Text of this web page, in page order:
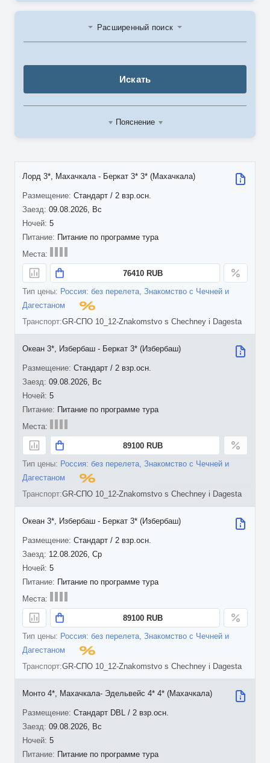
Расширенный поиск
Искать
Пояснение
09.08.2026, Вс
5
Лорд 3*, Махачкала - Беркат 3* 3* (Махачкала)
Стандарт / 2 взр.осн.
Питание по программе тура
76410 RUB
Россия: без перелета, Знакомство с Чечней и
Дагестаном
GR-СПО 10_12-Znakomstvo s Chechney i Dagesta
09.08.2026, Вс
5
Океан 3*, Избербаш - Беркат 3* (Избербаш)
Стандарт / 2 взр.осн.
Питание по программе тура
89100 RUB
Россия: без перелета, Знакомство с Чечней и
Дагестаном
GR-СПО 10_12-Znakomstvo s Chechney i Dagesta
12.08.2026, Ср
5
Океан 3*, Избербаш - Беркат 3* (Избербаш)
Стандарт / 2 взр.осн.
Питание по программе тура
89100 RUB
Россия: без перелета, Знакомство с Чечней и
Дагестаном
GR-СПО 10_12-Znakomstvo s Chechney i Dagesta
09.08.2026, Вс
5
Монто 4*, Махачкала- Эдельвейс 4* 4* (Махачкала)
Стандарт DBL / 2 взр.осн.
Питание по программе тура